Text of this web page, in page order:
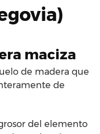
maciza
de madera que
de
del elemento